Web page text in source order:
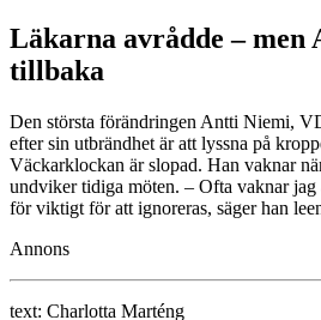
Läkarna avrådde – men
tillbaka
Den största förändringen Antti Niemi,
efter sin utbrändhet är att lyssna på
Väckarklockan är slopad. Han vaknar
undviker tidiga möten. – Ofta vaknar jag
för viktigt för att ignoreras, säger han
Annons
text: Charlotta Marténg